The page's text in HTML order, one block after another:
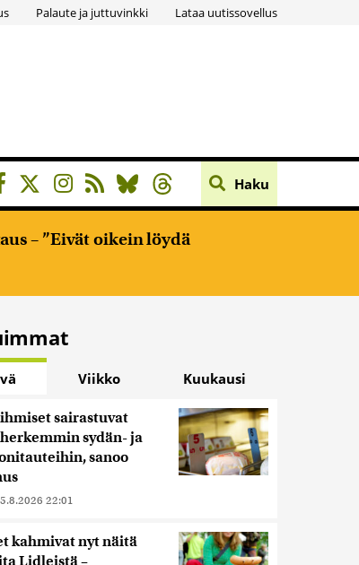
Palaute ja juttuvinkki Lataa uutissovellus
Haku
– ”Eivät oikein löydä
Viikko Kuukausi
sairastuvat
sydän- ja
sanoo
5.8.2026 22:01
kahmivat nyt näitä
Lidleistä –